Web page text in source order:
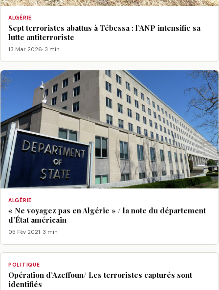
ALGÉRIE
Sept terroristes abattus à Tébessa : l’ANP intensifie sa
lutte antiterroriste
13 Mar 2026· 3 min
ALGÉRIE
« Ne voyagez pas en Algérie » / la note du département
d’État américain
05 Fév 2021· 3 min
POLITIQUE
Opération d’Azeffoun/ Les terroristes capturés sont
identifiés